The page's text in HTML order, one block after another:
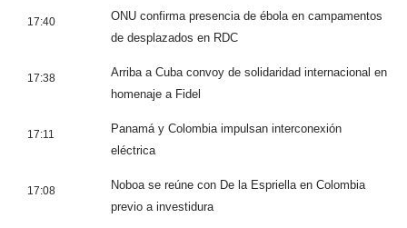
17:40
ONU confirma presencia de ébola en campamentos
de desplazados en RDC
17:38
Arriba a Cuba convoy de solidaridad internacional en
homenaje a Fidel
17:11
Panamá y Colombia impulsan interconexión
eléctrica
17:08
Noboa se reúne con De la Espriella en Colombia
previo a investidura